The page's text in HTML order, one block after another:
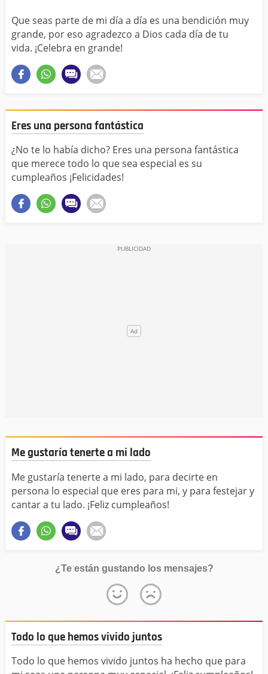
Que seas parte de mi día a día es una bendición muy
grande, por eso agradezco a Dios cada día de tu
vida. ¡Celebra en grande!
Eres una persona fantástica
¿No te lo había dicho? Eres una persona fantástica
que merece todo lo que sea especial es su
cumpleaños ¡Felicidades!
Me gustaría tenerte a mi lado
Me gustaría tenerte a mi lado, para decirte en
persona lo especial que eres para mi, y para festejar y
cantar a tu lado. ¡Feliz cumpleaños!
¿Te están gustando los mensajes?
Todo lo que hemos vivido juntos
Todo lo que hemos vivido juntos ha hecho que para